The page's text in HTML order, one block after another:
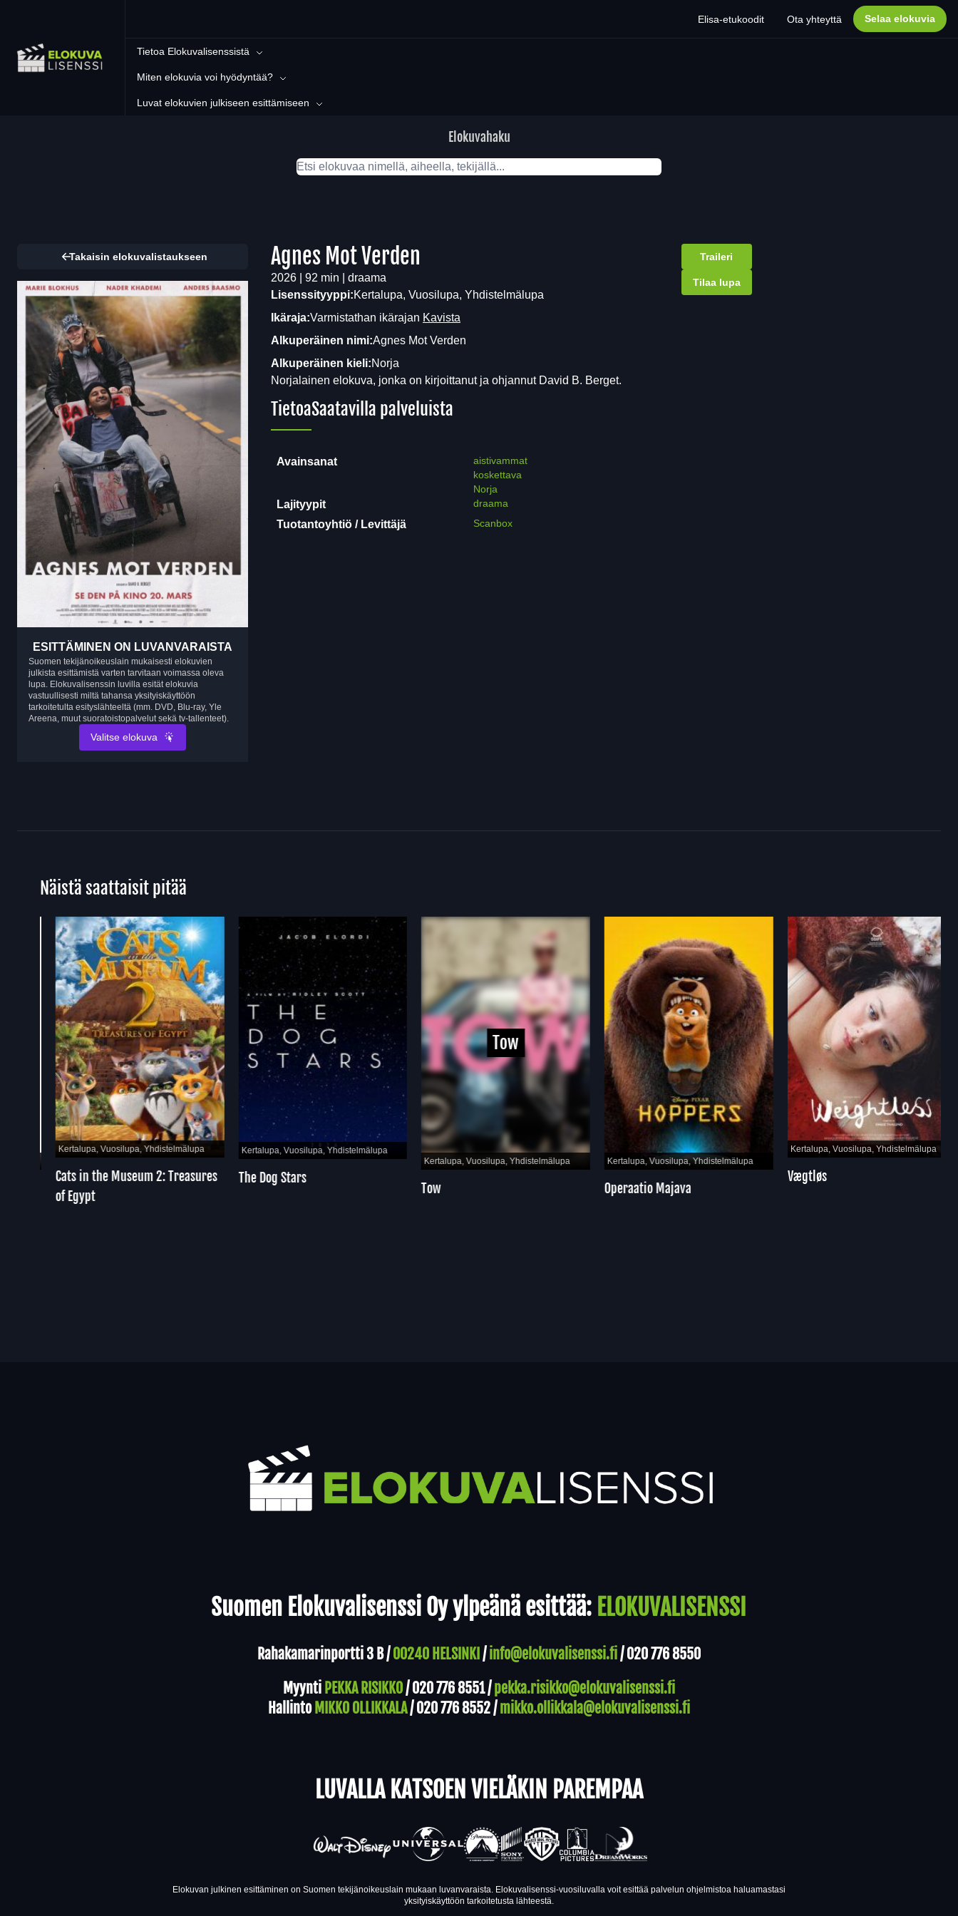
Elisa-etukoodit Ota yhteyttä Selaa elokuvia
Tietoa Elokuvalisenssistä
Miten elokuvia voi hyödyntää?
Luvat elokuvien julkiseen esittämiseen
Elokuvahaku
Takaisin elokuvalistaukseen
ESITTÄMINEN ON LUVANVARAISTA
Suomen tekijänoikeuslain mukaisesti elokuvien
julkista esittämistä varten tarvitaan voimassa oleva
lupa. Elokuvalisenssin luvilla esität elokuvia
vastuullisesti miltä tahansa yksityiskäyttöön
tarkoitetulta esityslähteeltä (mm. DVD, Blu-ray, Yle
Areena, muut suoratoistopalvelut sekä tv-tallenteet).
Valitse elokuva
Traileri
Tilaa lupa
Agnes Mot Verden
2026 | 92 min | draama
Lisenssityyppi:Kertalupa, Vuosilupa, Yhdistelmälupa
Ikäraja:Varmistathan ikärajan Kavista
Alkuperäinen nimi:Agnes Mot Verden
Alkuperäinen kieli:Norja
Norjalainen elokuva, jonka on kirjoittanut ja ohjannut David B. Berget.
TietoaSaatavilla palveluista
Avainsanat
aistivammat
koskettava
Norja
Lajityypit draama
Tuotantoyhtiö / Levittäjä Scanbox
Näistä saattaisit pitää
Kertalupa, Vuosilupa, Yhdistelmälupa
Cats in the Museum 2: Treasures
of Egypt
Kertalupa, Vuosilupa, Yhdistelmälupa
The Dog Stars
Tow
Kertalupa, Vuosilupa, Yhdistelmälupa
Tow
Kertalupa, Vuosilupa, Yhdistelmälupa
Operaatio Majava
Kertalupa, Vuosilupa, Yhdistelmälupa
Vægtløs
Suomen Elokuvalisenssi Oy ylpeänä esittää: ELOKUVALISENSSI
Rahakamarinportti 3 B /00240 HELSINKI /info@elokuvalisenssi.fi/020 776 8550
Myynti PEKKA RISIKKO/020 776 8551/pekka.risikko@elokuvalisenssi.fi
Hallinto MIKKO OLLIKKALA/020 776 8552/mikko.ollikkala@elokuvalisenssi.fi
LUVALLA KATSOEN VIELÄKIN PAREMPAA
Elokuvan julkinen esittäminen on Suomen tekijänoikeuslain mukaan luvanvaraista. Elokuvalisenssi-vuosiluvalla voit esittää palvelun ohjelmistoa haluamastasi
yksityiskäyttöön tarkoitetusta lähteestä.